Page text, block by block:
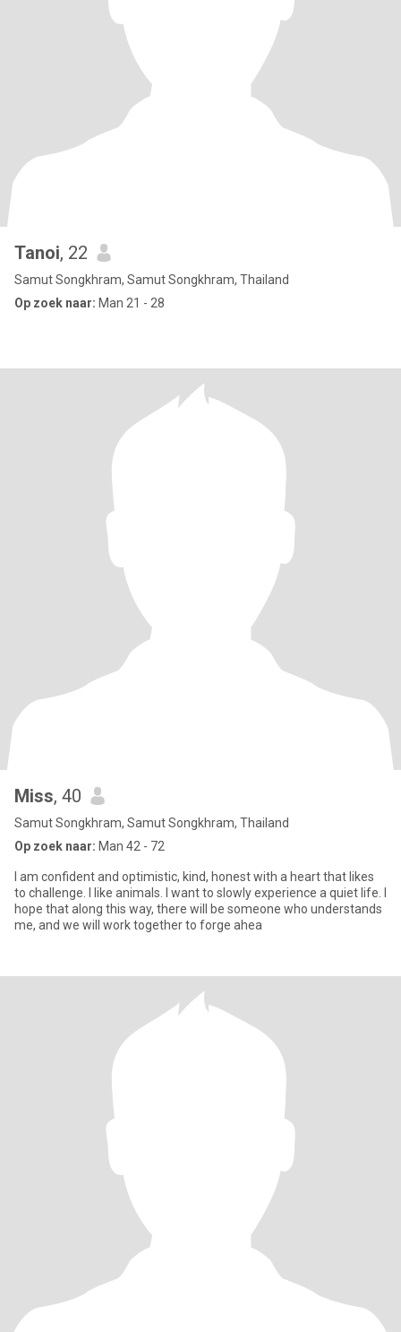
Tanoi, 22
Samut Songkhram, Samut Songkhram, Thailand
Op zoek naar: Man 21 - 28
Miss, 40
Samut Songkhram, Samut Songkhram, Thailand
Op zoek naar: Man 42 - 72
I am confident and optimistic, kind, honest with a heart that likes
to challenge. I like animals. I want to slowly experience a quiet life. I
hope that along this way, there will be someone who understands
me, and we will work together to forge ahea